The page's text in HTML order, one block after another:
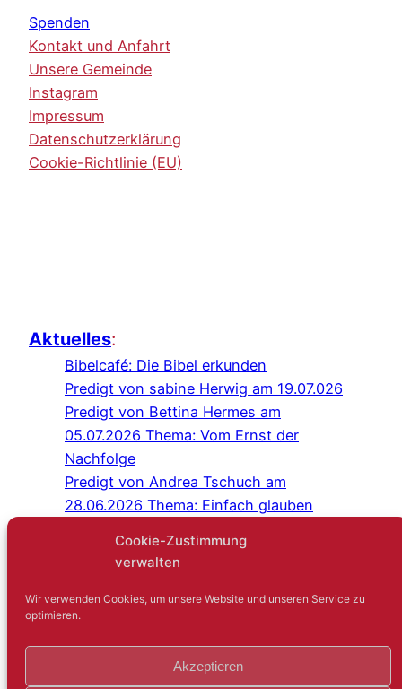
Cookie-Zustimmung
verwalten
Wir verwenden Cookies, um unsere Website und unseren Service zu
optimieren.
Akzeptieren
Spenden
Kontakt und Anfahrt
Unsere Gemeinde
Instagram
Impressum
Datenschutzerklärung
Cookie-Richtlinie (EU)
Aktuelles:
Bibelcafé: Die Bibel erkunden
Predigt von sabine Herwig am 19.07.026
Predigt von Bettina Hermes am
05.07.2026 Thema: Vom Ernst der
Nachfolge
Predigt von Andrea Tschuch am
28.06.2026 Thema: Einfach glauben
Predigt von Sabine Herwig am
Gottesdienst im Schlosshof Lüntenbeck
Kreuz-und-quer-Gespräch: Niemand
sagt gerne: Ich bin einsam
Gartenfest mit der IEG